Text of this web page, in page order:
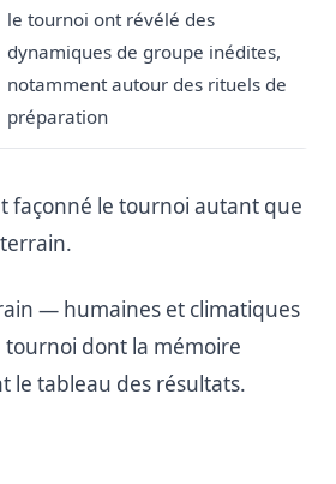
le tournoi ont révélé des
dynamiques de groupe inédites,
notamment autour des rituels de
préparation
façonné le tournoi autant que
— humaines et climatiques
dont la mémoire
le tableau des résultats.